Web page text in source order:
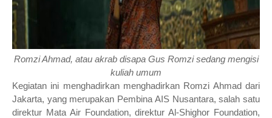
Romzi Ahmad, atau akrab disapa Gus Romzi sedang mengisi
kuliah umum
Kegiatan ini menghadirkan menghadirkan Romzi Ahmad dari
Jakarta, yang merupakan Pembina AIS Nusantara, salah satu
direktur Mata Air Foundation, direktur Al-Shighor Foundation,